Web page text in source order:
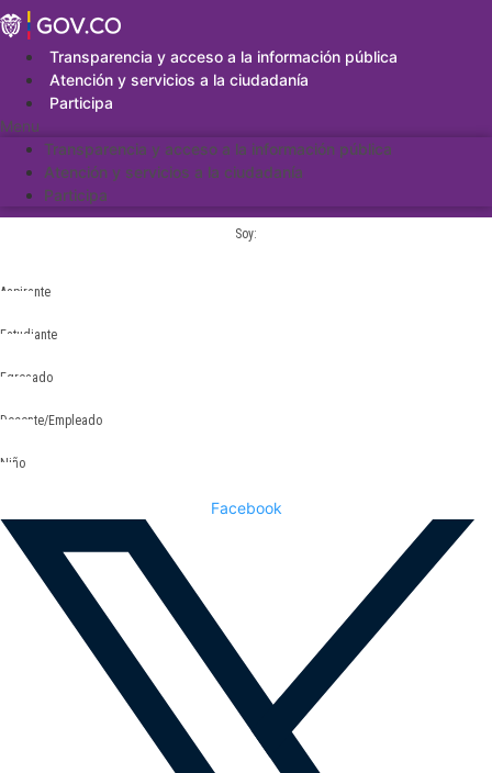
Saltar
al
contenidoTransparencia y acceso a la información pública
Atención y servicios a la ciudadanía
Participa
Menu
Transparencia y acceso a la información pública
Atención y servicios a la ciudadanía
Participa
Soy:
Aspirante
Estudiante
Egresado
Docente/Empleado
Niño
Facebook